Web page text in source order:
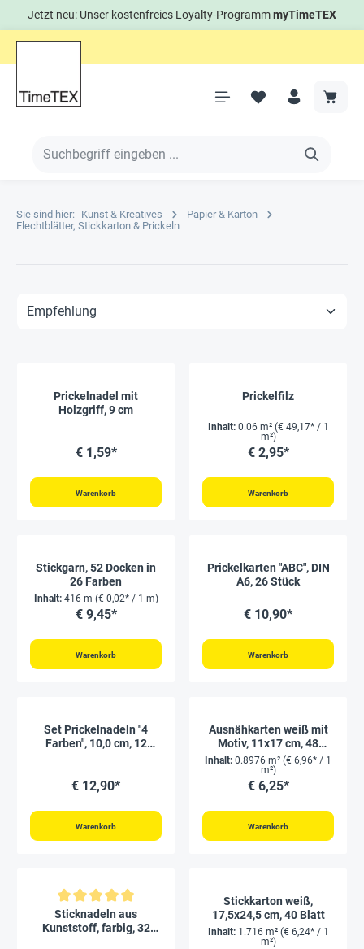
Jetzt neu: Unser kostenfreies Loyalty-ProgrammmyTimeTEX
Sie sind hier: Kunst & Kreatives
Papier & Karton
Flechtblätter, Stickkarton & Prickeln
Prickelnadel mit
Holzgriff, 9 cm
€ 1,59*
Warenkorb
Prickelfilz
Inhalt: 0.06 m² (€ 49,17* / 1
m²)
€ 2,95*
Warenkorb
Stickgarn, 52 Docken in
26 Farben
Inhalt: 416 m (€ 0,02* / 1 m)
€ 9,45*
Warenkorb
Prickelkarten "ABC", DIN
A6, 26 Stück
€ 10,90*
Warenkorb
Set Prickelnadeln "4
Farben", 10,0 cm, 12
€ 12,90*
Warenkorb
Ausnähkarten weiß mit
Motiv, 11x17 cm, 48
Stück
Inhalt: 0.8976 m² (€ 6,96* / 1
m²)
€ 6,25*
Warenkorb
Durchschnittliche Bewertung von 5 von 5 Sternen
Sticknadeln aus
Kunststoff, farbig, 32
Stickkarton weiß,
17,5x24,5 cm, 40 Blatt
Inhalt: 1.716 m² (€ 6,24* / 1
m²)